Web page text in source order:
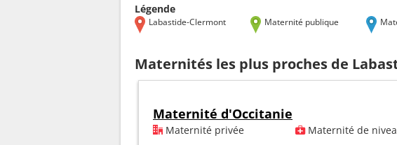
Légende
Labastide-Clermont Maternité publique
Maternités les plus proches de
Maternité d'Occitanie
Maternité privée Maternité de